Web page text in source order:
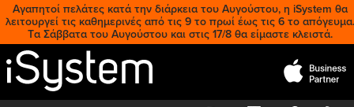
Αγαπητοί πελάτες κατά την διάρκεια του Αυγούστου, η iSystem θα
λειτουργεί τις καθημερινές από τις 9 το πρωί έως τις 6 το απόγευμα.
Tα Σάββατα του Αυγούστου και στις 17/8 θα είμαστε κλειστά.